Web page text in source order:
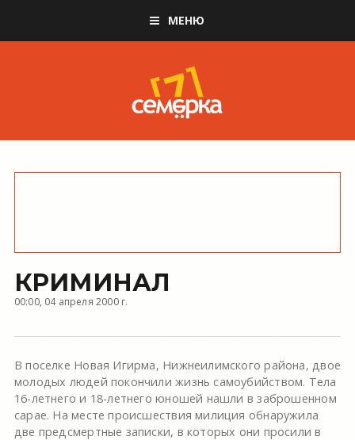
МЕНЮ
КРИМИНАЛ
00:00, 04 апреля 2000 г.
В поселке Новая Игирма, Нижнеилимского района, двое
молодых людей покончили жизнь самоубийством. Тела
16-летнего и 18-летнего юношей нашли в заброшенном
сарае. На месте происшествия милиция обнаружила
две предсмертные записки, в которых они просили в